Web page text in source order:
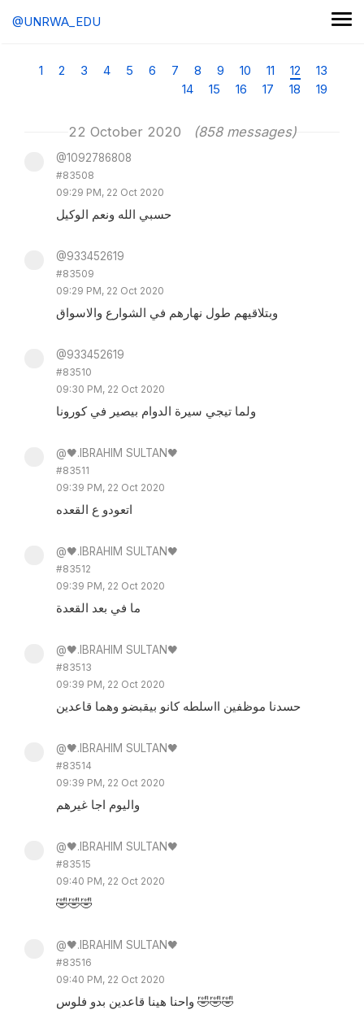
@UNRWA_EDU
1 2 3 4 5 6 7 8 9 10 11 12
13
14
15 16 17 18 19
22 October 2020 (858 messages)
@1092786808
#83508
09:29 PM, 22 Oct 2020
حسبي الله ونعم الوكيل
@933452619
#83509
09:29 PM, 22 Oct 2020
وبتلاقيهم طول نهارهم في الشوارع والاسواق
@933452619
#83510
09:30 PM, 22 Oct 2020
ولما تيجي سيرة الدوام بيصير في كورونا
@🖤.IBRAHIM SULTAN🖤
#83511
09:39 PM, 22 Oct 2020
اتعودو ع القعده
@🖤.IBRAHIM SULTAN🖤
#83512
09:39 PM, 22 Oct 2020
ما في بعد القعدة
@🖤.IBRAHIM SULTAN🖤
#83513
09:39 PM, 22 Oct 2020
حسدنا موظفين ااسلطه كانو بيقبضو وهما قاعدين
@🖤.IBRAHIM SULTAN🖤
#83514
09:39 PM, 22 Oct 2020
واليوم اجا غيرهم
@🖤.IBRAHIM SULTAN🖤
#83515
09:40 PM, 22 Oct 2020
🤣🤣🤣
@🖤.IBRAHIM SULTAN🖤
#83516
09:40 PM, 22 Oct 2020
واحنا هينا قاعدين بدو فلوس 🤣🤣🤣